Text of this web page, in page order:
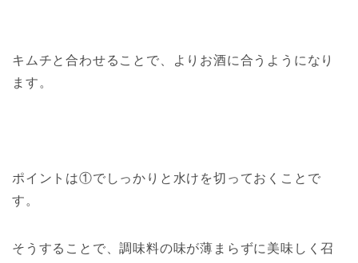
キムチと合わせることで、よりお酒に合うようになり
ます。
ポイントは①でしっかりと水けを切っておくことで
す。
そうすることで、調味料の味が薄まらずに美味しく召